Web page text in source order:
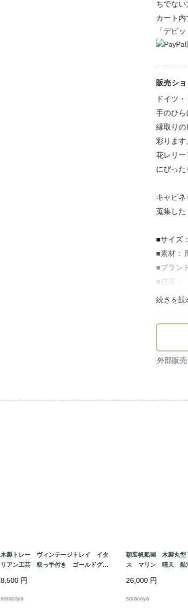
ちでない
カート
「デビ
販売シ
ドイツ
手のひら
縁取りの
彩ります
花レリー
にぴった
キャビネ
蒐集した
■サイズ
■素材：
■ブラン
■在庫：
続きを読
木製トレー ヴィンテージトレイ イタ
リアン工芸 取っ手付き ゴールドグリ
8,500 円
soracoya
額装帆船画 木製丸
ス マリン 晴天 航
26,000 円
soracoya